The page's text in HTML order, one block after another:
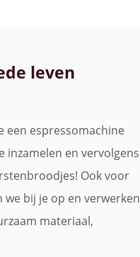
leven
een espressomachine
inzamelen en vervolgens
Ook voor
bij je op en verwerken
materiaal,